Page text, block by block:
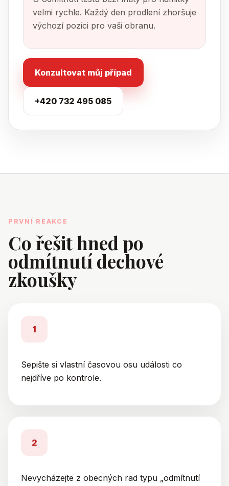
velmi rychle. Každý den prodlení zhoršuje
výchozí pozici pro vaši obranu.
Konzultovat můj případ
+420 732 495 085
PRVNÍ REAKCE
Co řešit hned po
odmítnutí dechové
zkoušky
1
Sepište si vlastní časovou osu události co
nejdříve po kontrole.
2
Nevycházejte z obecných rad typu „odmítnutí